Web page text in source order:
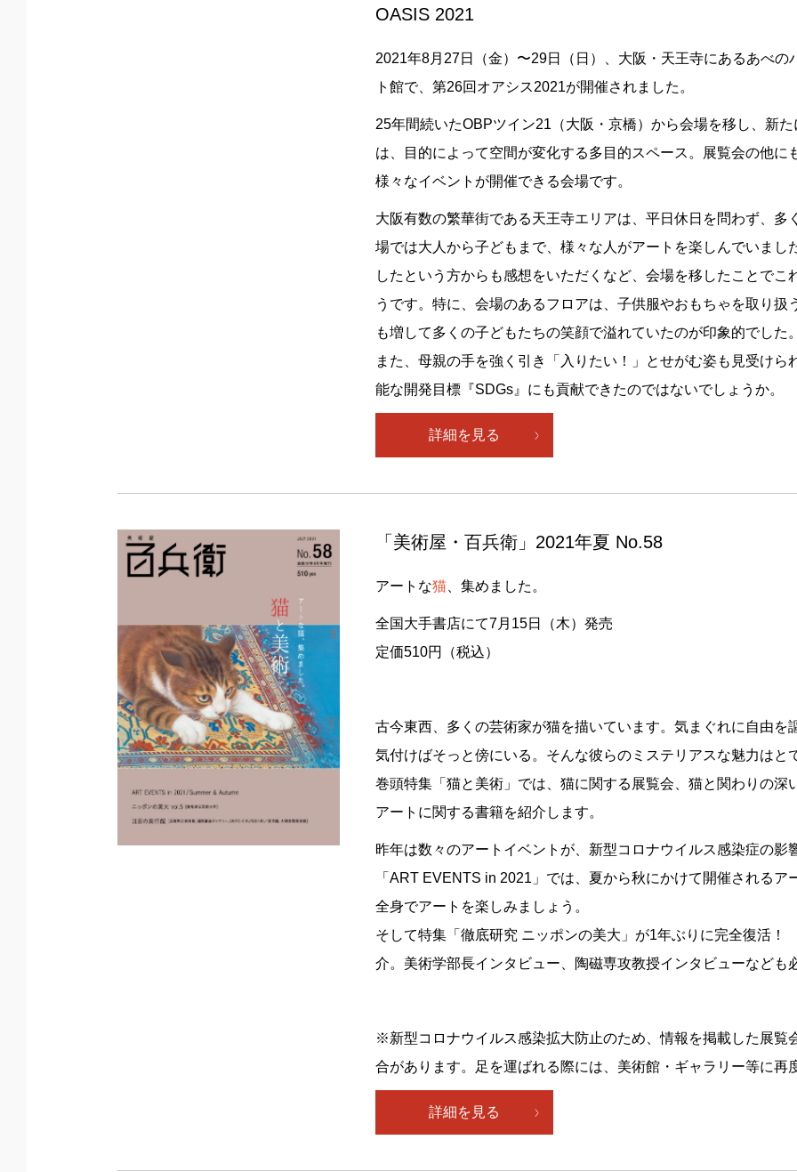
OASIS 2021
2021年8月27日（金）〜29日（日）、大阪・天王寺にあるあべ
ト館で、第26回オアシス2021が開催されました。
25年間続いたOBPツイン21（大阪・京橋）から会場を移し、新
は、目的によって空間が変化する多目的スペース。展覧会の他
様々なイベントが開催できる会場です。
大阪有数の繁華街である天王寺エリアは、平日休日を問わず、
場では大人から子どもまで、様々な人がアートを楽しんでいま
したという方からも感想をいただくなど、会場を移したことでこ
うです。特に、会場のあるフロアは、子供服やおもちゃを取り
も増して多くの子どもたちの笑顔で溢れていたのが印象的でした。
また、母親の手を強く引き「入りたい！」とせがむ姿も見受け
能な開発目標『SDGs』にも貢献できたのではないでしょうか。
詳細を見る
「美術屋・百兵衛」2021年夏 No.58
アートな猫 、集めました。
全国大手書店にて7月15日（木）発売
定価510円（税込）
古今東西、多くの芸術家が猫を描いています。気まぐれに自由を
気付けばそっと傍にいる。そんな彼らのミステリアスな魅力はと
巻頭特集「猫と美術」では、猫に関する展覧会、猫と関わりの深
アートに関する書籍を紹介します。
昨年は数々のアートイベントが、新型コロナウイルス感染症の影
「ART EVENTS in 2021」では、夏から秋にかけて開催される
全身でアートを楽しみましょう。
そして特集「徹底研究 ニッポンの美大」が1年ぶりに完全復活
介。美術学部長インタビュー、陶磁専攻教授インタビューなども
※新型コロナウイルス感染拡大防止のため、情報を掲載した展覧
合があります。足を運ばれる際には、美術館・ギャラリー等に再
詳細を見る